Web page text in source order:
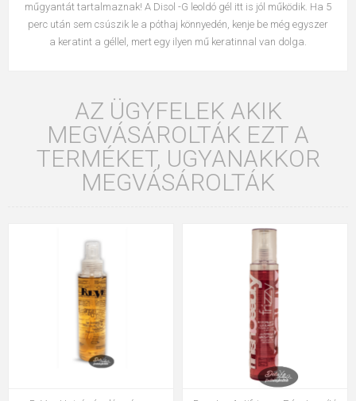
műgyantát tartalmaznak! A Disol -G leoldó gél itt is jól működik. Ha 5
perc után sem csúszik le a póthaj könnyedén, kenje be még egyszer
a keratint a géllel, mert egy ilyen mű keratinnal van dolga.
AZ ÜGYFELEK AKIK
MEGVÁSÁROLTÁK EZT A
TERMÉKET, UGYANAKKOR
MEGVÁSÁROLTÁK